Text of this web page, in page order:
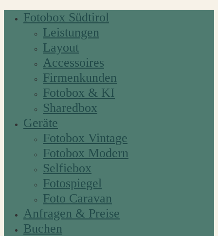
Fotobox Südtirol
Leistungen
Layout
Accessoires
Firmenkunden
Fotobox & KI
Sharedbox
Geräte
Fotobox Vintage
Fotobox Modern
Selfiebox
Fotospiegel
Foto Caravan
Anfragen & Preise
Buchen